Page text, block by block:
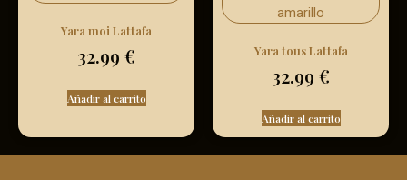
Yara moi Lattafa
32.99 €
Añadir al carrito
Yara tous Lattafa
32.99 €
Añadir al carrito